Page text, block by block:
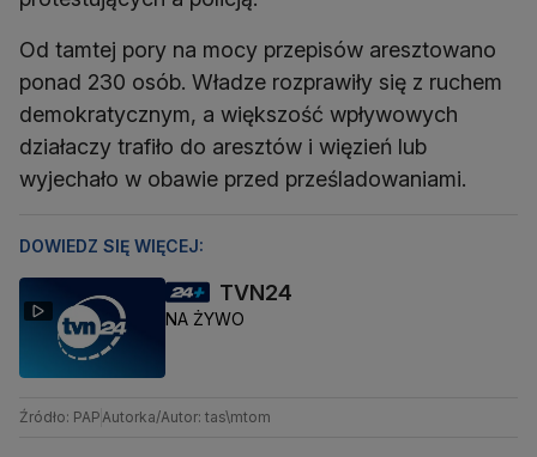
Od tamtej pory na mocy przepisów aresztowano
ponad 230 osób. Władze rozprawiły się z ruchem
demokratycznym, a większość wpływowych
działaczy trafiło do aresztów i więzień lub
wyjechało w obawie przed prześladowaniami.
DOWIEDZ SIĘ WIĘCEJ:
TVN24
NA ŻYWO
Źródło: PAPAutorka/Autor: tas\mtom